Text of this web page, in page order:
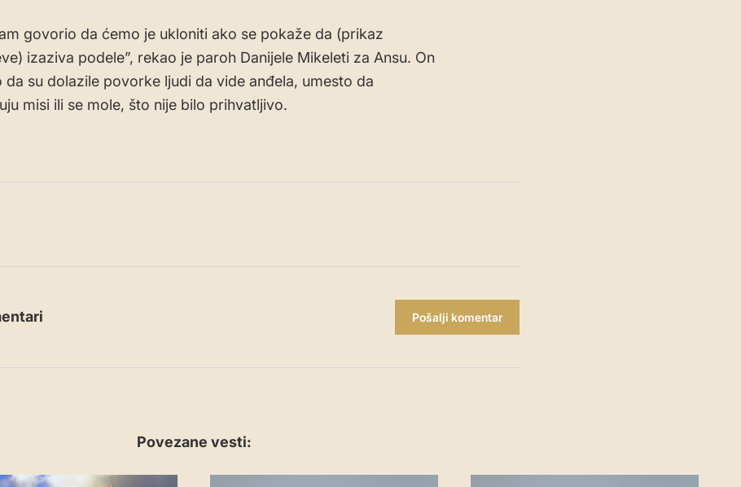
govorio da ćemo je ukloniti ako se pokaže da (prikaz
izaziva podele”, rekao je paroh Danijele Mikeleti za Ansu. On
da su dolazile povorke ljudi da vide anđela, umesto da
misi ili se mole, što nije bilo prihvatljivo.
Pošalji komentar
Povezane vesti: